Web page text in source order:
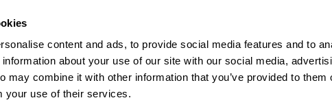
content and ads, to provide social media features and to
about your use of our site with our social media,
may combine it with other information that you’ve provided to them
your use of their services.
alteraciones y deterioro cognitivo con el fin de ofrecer a un médico información pertinente
por un profesional de la salud cualificado), se pueden utilizar como ayuda para determinar si
completo). CogniFit no ofrece directamente un diagnóstico médico de ningún tipo. Un
en cuenta una amplia gama de posibles factores. De acuerdo al uso indicado,
ser utilizado para estudios de investigación en cualquier campo de investigación
conforme al procedimiento dictado por el centro de investigación y será una obligación
a las requeridas para cualquier sujeto de investigación en virtud de lo dispuesto en la